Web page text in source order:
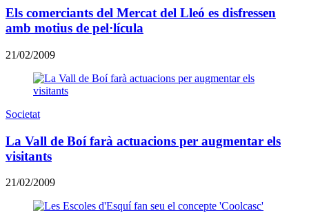
Els comerciants del Mercat del Lleó es disfressen
amb motius de pel·lícula
21/02/2009
Societat
La Vall de Boí farà actuacions per augmentar els
visitants
21/02/2009